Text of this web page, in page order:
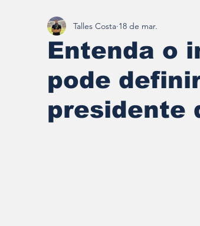
Redescobrindo Brumadinho
Entenda o
pode
presidente
Talles Costa 18 de mar.